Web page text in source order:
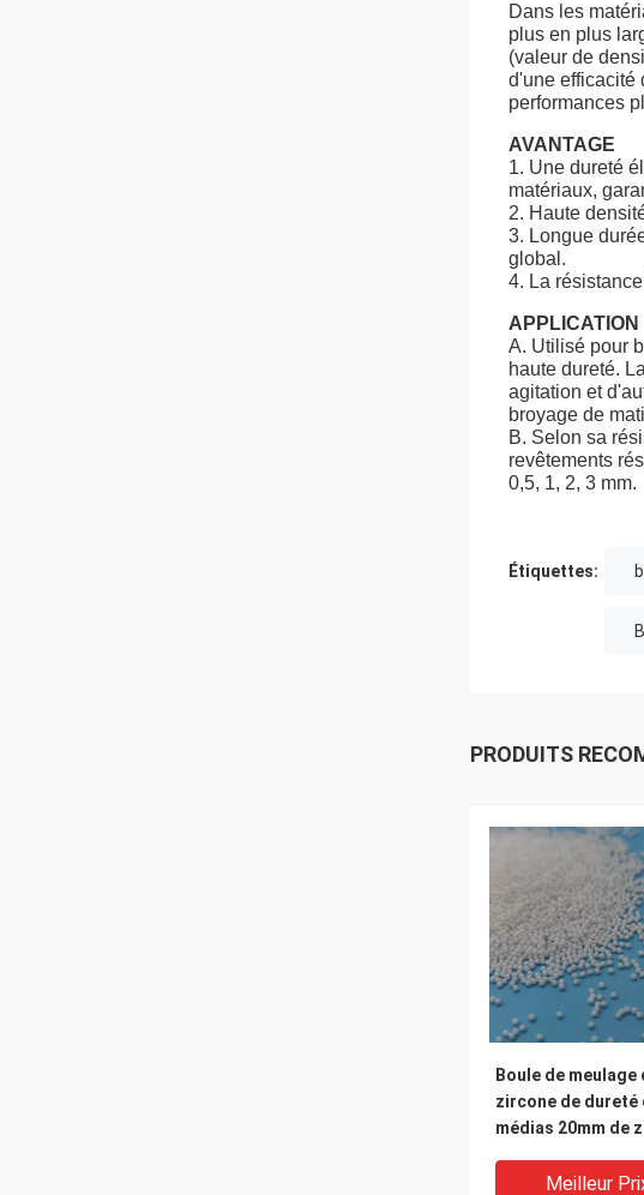
Dans les
plus en plus
(valeur de
d'une efficacité
performances
AVANTAGE
1. Une dureté
matériaux,
2. Haute
3. Longue
global.
4. La
APPLICATION
A. Utilisé pour
haute dureté.
agitation et
broyage de
B. Selon sa
revêtements
0,5, 1, 2, 3 mm.
Étiquettes:
PRODUITS
Boule de meulage
zircone de dureté
médias 20mm de
Meilleur